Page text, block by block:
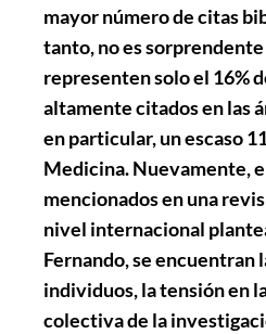
mayor número de citas
tanto, no es
representen solo el 16%
altamente citados en las
en particular, un escaso
Medicina. Nuevamente,
mencionados en una
nivel internacional
Fernando, se encuentran
individuos, la tensión en
colectiva de la